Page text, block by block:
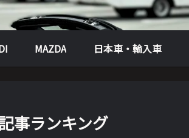
MAZDA 日本車・輸入車
事ランキング